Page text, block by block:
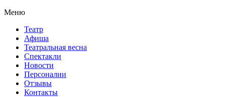
Меню
Театр
Афиша
Театральная весна
Спектакли
Новости
Персоналии
Отзывы
Контакты